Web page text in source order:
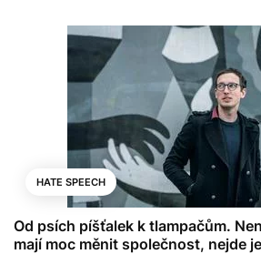
HATE SPEECH
Od psích píšťalek k tlampačům.
mají moc měnit společnost, nejde